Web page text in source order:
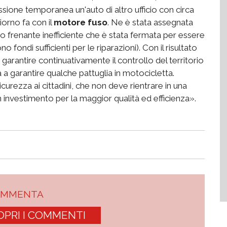
temporanea un'auto di altro ufficio con circa
fa con il motore fuso. Ne è stata assegnata
frenante inefficiente che è stata fermata per essere
fondi sufficienti per le riparazioni). Con il risultato
continuativamente il controllo del territorio
garantire qualche pattuglia in motocicletta.
ai cittadini, che non deve rientrare in una
per la maggior qualità ed efficienza».
I COMMENTI